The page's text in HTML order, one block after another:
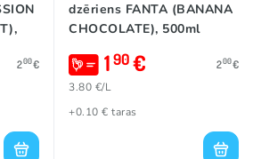
200€
dzēriens FANTA (BANANA
CHOCOLATE), 500ml
190€ 200€
3.80 €/L
+0.10 € taras